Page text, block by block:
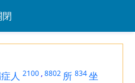
人 2100 ,8802 所 834坐